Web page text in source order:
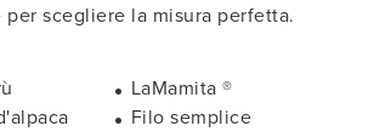
scegliere la misura perfetta.
LaMamita ®
Filo semplice